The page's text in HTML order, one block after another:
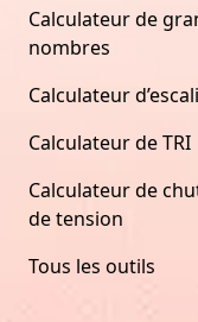
Calculateur de
nombres
Calculateur
Calculateur de TRI
Calculateur de
de tension
Tous les outils